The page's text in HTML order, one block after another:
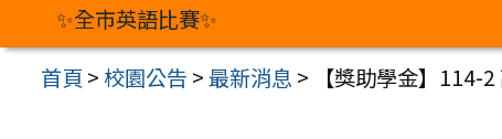
✨全市英語比賽✨
首頁 >校園公告 >最新消息 > 【獎助學金】114-